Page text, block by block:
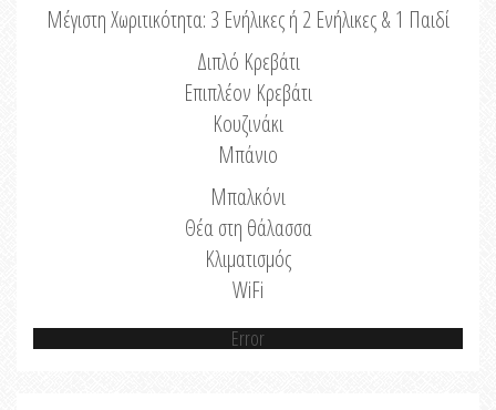
Μέγιστη Χωριτικότητα: 3 Ενήλικες ή 2 Ενήλικες & 1 Παιδί
Διπλό Κρεβάτι
Επιπλέον Κρεβάτι
Κουζινάκι
Μπάνιο
Μπαλκόνι
Θέα στη θάλασσα
Κλιματισμός
WiFi
Error